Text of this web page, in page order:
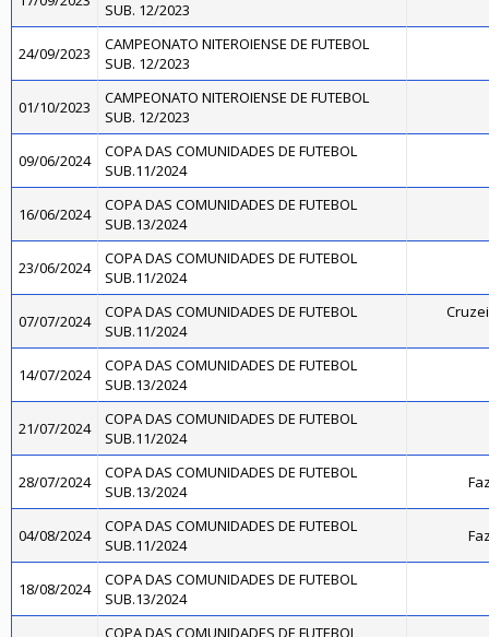
SUB. 12/2023
24/09/2023
CAMPEONATO NITEROIENSE DE FUTEBOL
SUB. 12/2023
01/10/2023
CAMPEONATO NITEROIENSE DE FUTEBOL
SUB. 12/2023
09/06/2024
COPA DAS COMUNIDADES DE FUTEBOL
SUB.11/2024
16/06/2024
COPA DAS COMUNIDADES DE FUTEBOL
SUB.13/2024
23/06/2024
COPA DAS COMUNIDADES DE FUTEBOL
SUB.11/2024
07/07/2024
COPA DAS COMUNIDADES DE FUTEBOL
SUB.11/2024
14/07/2024
COPA DAS COMUNIDADES DE FUTEBOL
SUB.13/2024
21/07/2024
COPA DAS COMUNIDADES DE FUTEBOL
SUB.11/2024
28/07/2024
COPA DAS COMUNIDADES DE FUTEBOL
SUB.13/2024
04/08/2024
COPA DAS COMUNIDADES DE FUTEBOL
SUB.11/2024
18/08/2024
COPA DAS COMUNIDADES DE FUTEBOL
SUB.13/2024
COPA DAS COMUNIDADES DE FUTEBOL